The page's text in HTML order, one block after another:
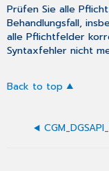
Prüfen Sie alle
Behandlungsfall,
alle Pflichtfelder
Syntaxfehler nicht
Back to top